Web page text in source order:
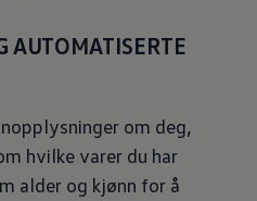
AUTOMATISERTE
om deg,
hvilke varer du har
alder og kjønn for å